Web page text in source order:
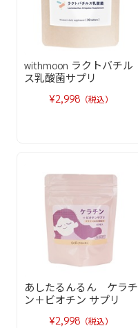
withmoon ラクトバチル
ス乳酸菌サプリ
¥2,998 （税込）
あしたるんるん ケラチ
ン＋ビオチン サプリ
¥2,998 （税込）